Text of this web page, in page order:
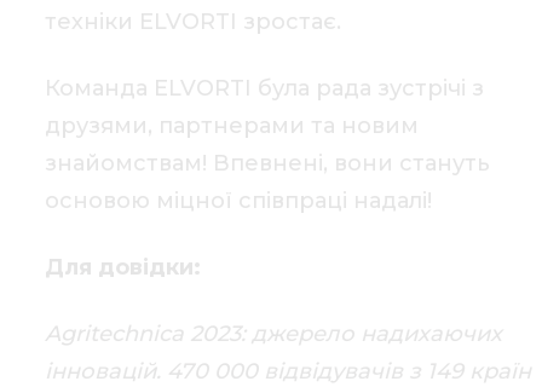
техніки ELVORTI зростає.
Команда ELVORTI була рада зустрічі з
друзями, партнерами та новим
знайомствам! Впевнені, вони стануть
основою міцної співпраці надалі!
Для довідки:
Agritechnica 2023: джерело надихаючих
інновацій. 470 000 відвідувачів з 149 країн